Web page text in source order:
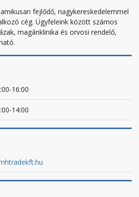
fejlődő, nagykereskedelemmel
cég. Ügyfeleink között számos
magánklinika és orvosi rendelő,
16:00
14:00